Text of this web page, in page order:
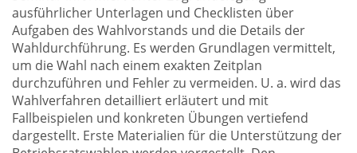
ausführlicher Unterlagen und Checklisten über
Aufgaben des Wahlvorstands und die Details der
Wahldurchführung. Es werden Grundlagen vermittelt,
um die Wahl nach einem exakten Zeitplan
durchzuführen und Fehler zu vermeiden. U. a. wird das
Wahlverfahren detailliert erläutert und mit
Fallbeispielen und konkreten Übungen vertiefend
dargestellt. Erste Materialien für die Unterstützung der